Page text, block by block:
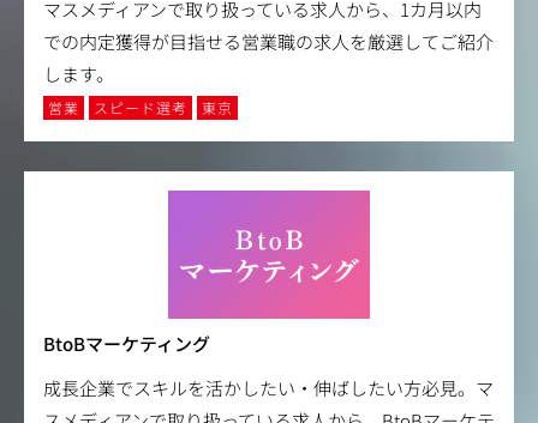
マスメディアンで取り扱っている求人から、1カ月以内
での内定獲得が目指せる営業職の求人を厳選してご紹介
します。
営業 スピード選考 東京
BtoBマーケティング
成長企業でスキルを活かしたい・伸ばしたい方必見。マ